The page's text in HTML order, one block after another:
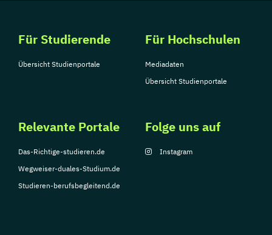
Für Studierende
Übersicht Studienportale
Für Hochschulen
Mediadaten
Übersicht Studienportale
Relevante Portale
Das-Richtige-studieren.de
Wegweiser-duales-Studium.de
Studieren-berufsbegleitend.de
Folge uns auf
Instagram